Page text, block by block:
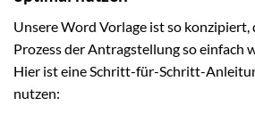
Unsere Word Vorlage ist so konzipiert,
Prozess der Antragstellung so einfach
Hier ist eine Schritt-für-Schritt-
nutzen: